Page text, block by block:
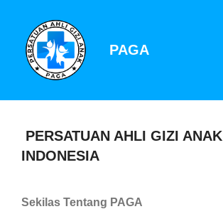
PAGA
PERSATUAN AHLI GIZI ANAK
INDONESIA
Sekilas Tentang PAGA